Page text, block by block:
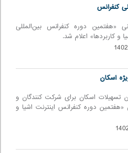
کنفرانس
«هفتمین دوره كنفرانس بین‌المللی
و كاربردها» اعلام شد.
اسکان
تسهیلات اسکان برای شرکت کنندگان و
«هفتمین دوره کنفرانس اینترنت اشیا و